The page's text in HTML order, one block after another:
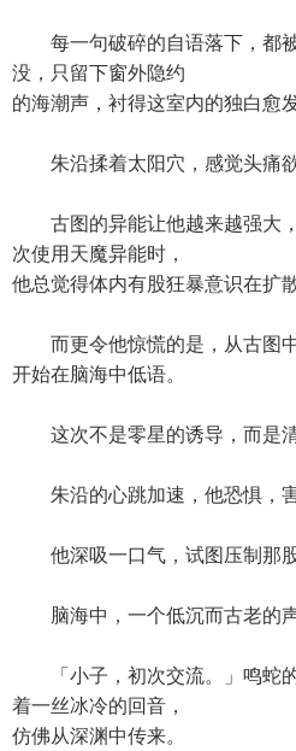
每一句破碎的自语落下，都被
没，只留下窗外隐约
的海潮声，衬得这室内的独白愈
朱沿揉着太阳穴，感觉头痛欲
古图的异能让他越来越强大
次使用天魔异能时，
他总觉得体内有股狂暴意识在扩
而更令他惊慌的是，从古图中
开始在脑海中低语。
这次不是零星的诱导，而是
朱沿的心跳加速，他恐惧，害
他深吸一口气，试图压制那股
脑海中，一个低沉而古老的声
「小子，初次交流。」鸣蛇
着一丝冰冷的回音，
仿佛从深渊中传来。